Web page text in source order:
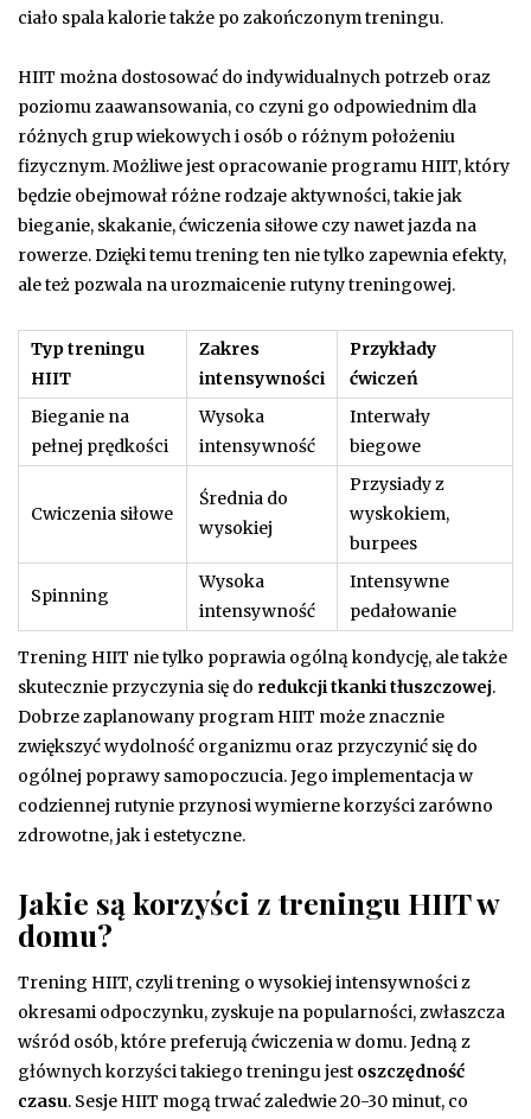
ciało spala kalorie także po zakończonym treningu.
HIIT można dostosować do indywidualnych potrzeb oraz
poziomu zaawansowania, co czyni go odpowiednim dla
różnych grup wiekowych i osób o różnym położeniu
fizycznym. Możliwe jest opracowanie programu HIIT, który
będzie obejmował różne rodzaje aktywności, takie jak
bieganie, skakanie, ćwiczenia siłowe czy nawet jazda na
rowerze. Dzięki temu trening ten nie tylko zapewnia efekty,
ale też pozwala na urozmaicenie rutyny treningowej.
Typ treningu
HIIT
Zakres
intensywności
Przykłady
ćwiczeń
Bieganie na
pełnej prędkości
Wysoka
intensywność
Interwały
biegowe
Cwiczenia siłowe
Średnia do
wysokiej
Przysiady z
wyskokiem,
burpees
Spinning
Wysoka
intensywność
Intensywne
pedałowanie
Trening HIIT nie tylko poprawia ogólną kondycję, ale także
skutecznie przyczynia się do redukcji tkanki tłuszczowej.
Dobrze zaplanowany program HIIT może znacznie
zwiększyć wydolność organizmu oraz przyczynić się do
ogólnej poprawy samopoczucia. Jego implementacja w
codziennej rutynie przynosi wymierne korzyści zarówno
zdrowotne, jak i estetyczne.
Jakie są korzyści z treningu HIIT w
domu?
Trening HIIT, czyli trening o wysokiej intensywności z
okresami odpoczynku, zyskuje na popularności, zwłaszcza
wśród osób, które preferują ćwiczenia w domu. Jedną z
głównych korzyści takiego treningu jest oszczędność
czasu. Sesje HIIT mogą trwać zaledwie 20-30 minut, co